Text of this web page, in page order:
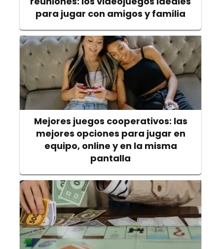
para jugar con amigos y familia
Mejores juegos cooperativos: las
mejores opciones para jugar en
equipo, online y en la misma
pantalla